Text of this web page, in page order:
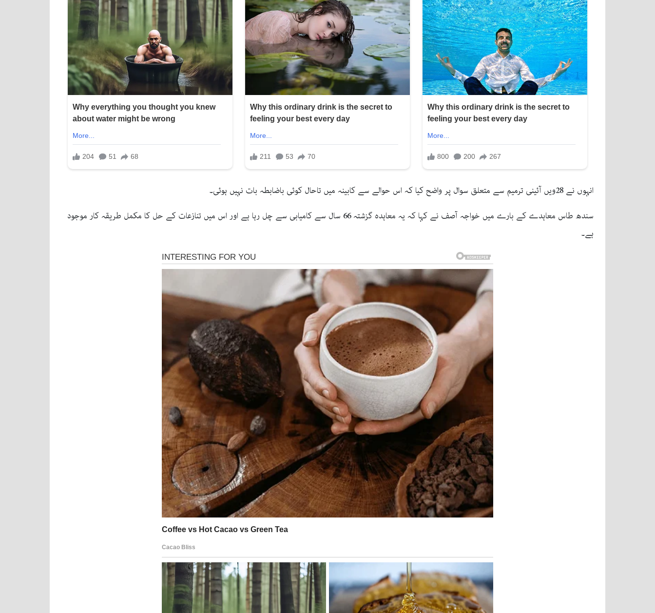
انہوں نے 28ویں آئینی ترمیم سے متعلق سوال پر واضح کیا کہ اس حوالے سے کابینہ میں تاحال کوئی باضابطہ بات نہیں ہوئی۔
سندھ طاس معاہدے کے بارے میں خواجہ آصف نے کہا کہ یہ معاہدہ گزشتہ 66 سال سے کامیابی سے چل رہا ہے اور اس میں تنازعات کے حل کا مکمل طریقہ کار موجود
ہے۔